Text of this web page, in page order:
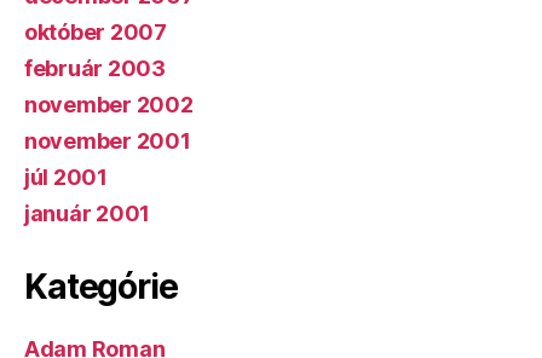
október 2007
február 2003
november 2002
november 2001
júl 2001
január 2001
Kategórie
Adam Roman